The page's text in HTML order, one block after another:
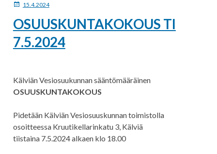
JULKAISTU
15.4.2024
OSUUSKUNTAKOKOUS TI
7.5.2024
Kälviän Vesiosuukunnan sääntömääräinen
OSUUSKUNTAKOKOUS
Pidetään Kälviän Vesiosuuskunnan toimistolla
osoitteessa Kruutikellarinkatu 3, Kälviä
tiistaina 7.5.2024 alkaen klo 18.00